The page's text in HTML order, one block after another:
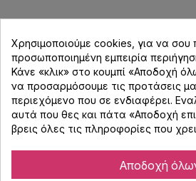
Χρησιμοποιούμε cookies, για να
προσωποποιημένη εμπειρία
Κάνε «κλικ» στο κουμπί «Αποδοχή
να προσαρμόσουμε τις προτάσεις
περιεχόμενο που σε ενδιαφέρει.
αυτά που θες και πάτα «Αποδοχή
βρεις όλες τις πληροφορίες που
Αποδοχή